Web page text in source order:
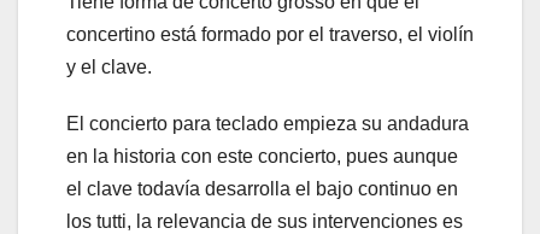
concertino está formado por el traverso, el violín
y el clave.
El concierto para teclado empieza su andadura
en la historia con este concierto, pues aunque
el clave todavía desarrolla el bajo continuo en
los tutti, la relevancia de sus intervenciones es